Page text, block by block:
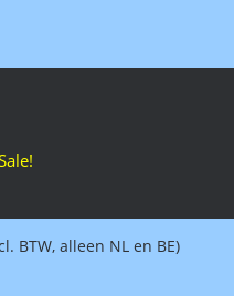
BTW, alleen NL en BE)